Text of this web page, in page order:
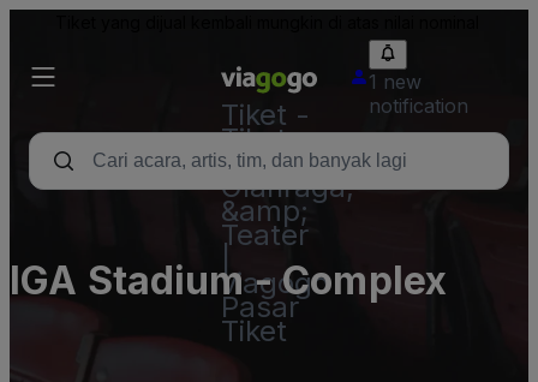
Tiket -
Tiket
Konser,
Olahraga,
&amp;
Teater
viagogo
Pasar
Tiket
1 new
notification
IGA Stadium - Complex